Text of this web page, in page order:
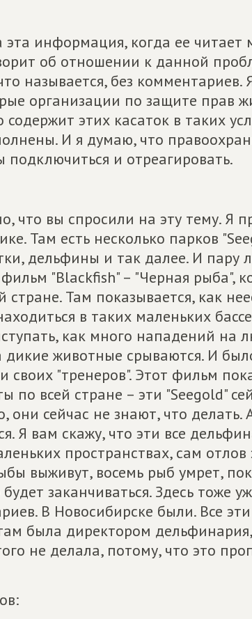
эта информация, когда ее читает
об отношении к данной
называется, без комментариев.
организации по защите прав
содержит этих касаток в таких
И я думаю, что
и отреагировать.
что вы спросили на эту тему. Я
Там есть несколько парков
дельфины и так далее. И пару
"Blackfish" – "Черная рыба",
стране. Там показывается, как
в таких маленьких
как много нападений на
животные срываются. И
своих "тренеров". Этот фильм
по всей стране – эти "Seegold"
они сейчас не знают, что
Я вам скажу, что эти все
пространствах, сам отлов
выживут, восемь рыб умрет,
заканчиваться. Здесь тоже
В Новосибирске были. Все
была директором
не делала, потому, что это